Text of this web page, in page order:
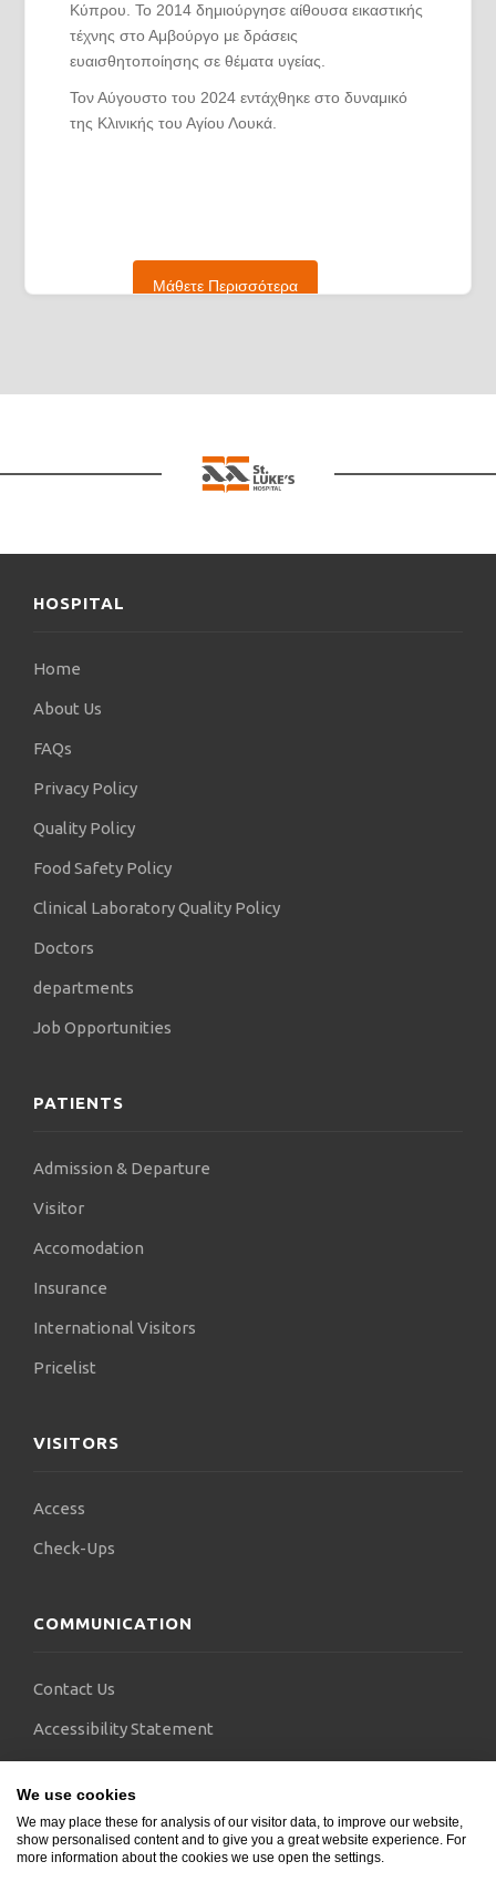
Κύπρου. Το 2014 δημιούργησε αίθουσα εικαστικής
τέχνης στο Αμβούργο με δράσεις
ευαισθητοποίησης σε θέματα υγείας.
Τον Αύγουστο του 2024 εντάχθηκε στο δυναμικό
της Κλινικής του Αγίου Λουκά.
Μάθετε Περισσότερα
HOSPITAL
Home
About Us
FAQs
Privacy Policy
Quality Policy
Food Safety Policy
Clinical Laboratory Quality Policy
Doctors
departments
Job Opportunities
PATIENTS
Admission & Departure
Visitor
Accomodation
Insurance
International Visitors
Pricelist
VISITORS
Access
Check-Ups
COMMUNICATION
Contact Us
Accessibility Statement
We use cookies
We may place these for analysis of our visitor data, to improve our website,
show personalised content and to give you a great website experience. For
more information about the cookies we use open the settings.